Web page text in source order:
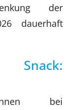
der
dauerhaft
bei